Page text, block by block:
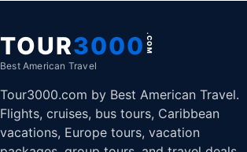
TOUR3000 .COM
Best American Travel
Tour3000.com by Best American Travel.
Flights, cruises, bus tours, Caribbean
vacations, Europe tours, vacation